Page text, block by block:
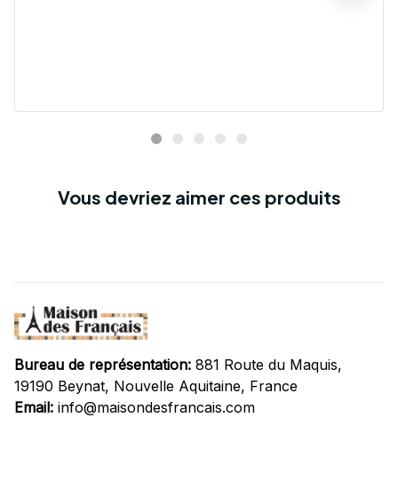
Vous devriez aimer ces produits
Bureau de représentation: 881 Route du Maquis,
19190 Beynat, Nouvelle Aquitaine, France
Email: info@maisondesfrancais.com